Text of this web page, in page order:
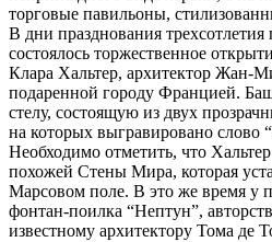
торговые павильоны,
В дни празднования
состоялось торжественное
Клара Хальтер, архитектор Жан-
подаренной городу Францией.
стелу, состоящую из двух
на которых выгравировано слово
Необходимо отметить, что
похожей Стены Мира, которая
Марсовом поле. В это же время у
фонтан-поилка “Нептун”,
известному архитектору Тома де